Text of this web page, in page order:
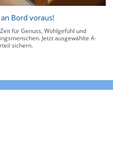
Bord voraus!
für Genuss, Wohlgefühl und
Jetzt ausgewählte A-
sichern.